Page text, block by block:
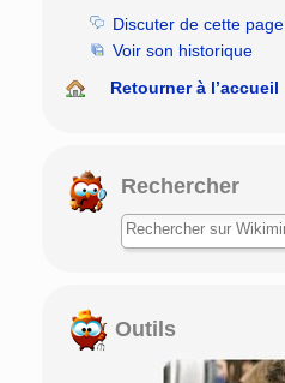
Discuter de cette page
Voir son historique
Retourner à l’accueil
Rechercher
Outils